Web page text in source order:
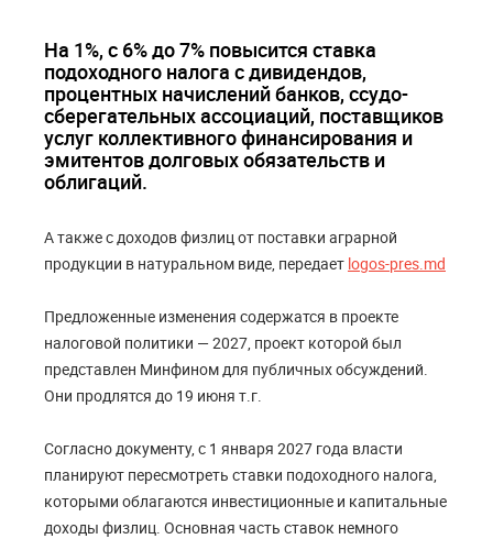
На 1%, с 6% до 7% повысится ставка
подоходного налога с дивидендов,
процентных начислений банков, ссудо-
сберегательных ассоциаций, поставщиков
услуг коллективного финансирования и
эмитентов долговых обязательств и
облигаций.
А также с доходов физлиц от поставки аграрной
продукции в натуральном виде, передает logos-pres.md
Предложенные изменения содержатся в проекте
налоговой политики — 2027, проект которой был
представлен Минфином для публичных обсуждений.
Они продлятся до 19 июня т.г.
Согласно документу, с 1 января 2027 года власти
планируют пересмотреть ставки подоходного налога,
которыми облагаются инвестиционные и капитальные
доходы физлиц. Основная часть ставок немного